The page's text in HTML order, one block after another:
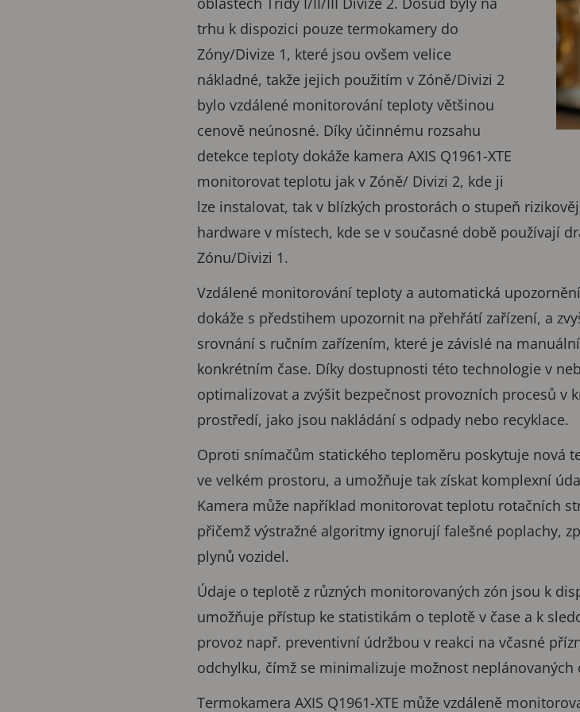
trhu k dispozici pouze termokamery do
Zóny/Divize 1, které jsou ovšem velice
nákladné, takže jejich použitím v Zóně/Divizi 2
bylo vzdálené monitorování teploty většinou
cenově neúnosné. Díky účinnému rozsahu
detekce teploty dokáže kamera AXIS Q1961-XTE
monitorovat teplotu jak v Zóně/ Divizi 2, kde ji
lze instalovat, tak v blízkých prostorách o stupeň
hardware v místech, kde se v současné době používají
Zónu/Divizi 1.
Vzdálené monitorování teploty a automatická
dokáže s předstihem upozornit na přehřátí zařízení, a
srovnání s ručním zařízením, které je závislé na
konkrétním čase. Díky dostupnosti této technologie v
optimalizovat a zvýšit bezpečnost provozních procesů v
prostředí, jako jsou nakládání s odpady nebo recyklace.
Oproti snímačům statického teploměru poskytuje nová
ve velkém prostoru, a umožňuje tak získat komplexní
Kamera může například monitorovat teplotu rotačních
přičemž výstražné algoritmy ignorují falešné poplachy,
plynů vozidel.
Údaje o teplotě z různých monitorovaných zón jsou k
umožňuje přístup ke statistikám o teplotě v čase a k
provoz např. preventivní údržbou v reakci na včasné
odchylku, čímž se minimalizuje možnost neplánovaných
Termokamera AXIS Q1961-XTE může vzdáleně